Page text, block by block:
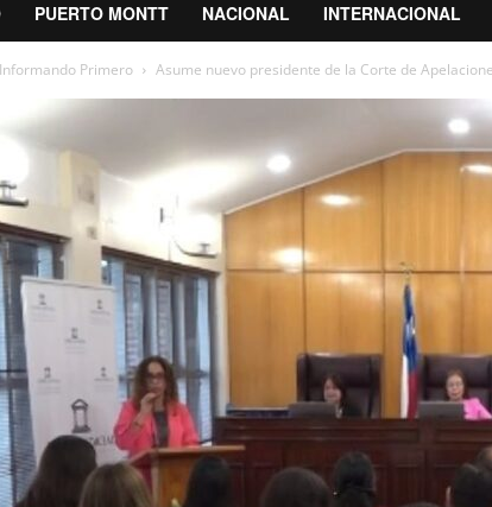
PUERTO MONTT NACIONAL INTERNACIONAL
Informando Primero Asume nuevo presidente de la Corte de